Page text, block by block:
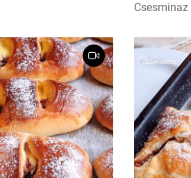
Csesminaz